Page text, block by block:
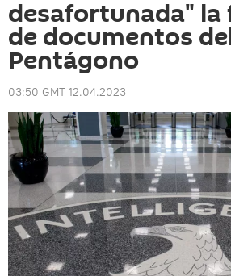
desafortunada"
de documentos
Pentágono
03:50 GMT 12.04.2023